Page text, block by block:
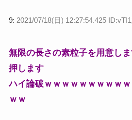
9: 2021/07/18(日) 12:27:54.425
無限の長さの素粒子を用意し
押します
ハイ論破ｗｗｗｗｗｗｗｗｗ
ｗｗ